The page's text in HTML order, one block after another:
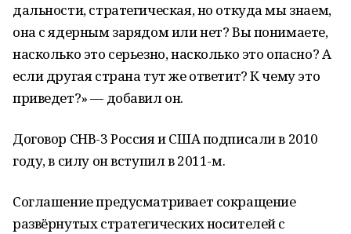
дальности, стратегическая, но откуда мы знаем,
она с ядерным зарядом или нет? Вы понимаете,
насколько это серьезно, насколько это опасно? А
если другая страна тут же ответит? К чему это
приведет?» — добавил он.
Договор СНВ-3 Россия и США подписали в 2010
году, в силу он вступил в 2011-м.
Соглашение предусматривает сокращение
развёрнутых стратегических носителей с